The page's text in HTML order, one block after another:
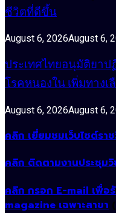
ชีวิตที่ดีขึ้น
August 6, 2026August 6,
ประเทศไทยอนุมัติยา
โรคหนองใน เพิ่มทาง
August 6, 2026August 6,
คลิก เยี่ยมชมเว็บไซต์ร
คลิก ติดตามงานประชุมวิ
คลิก กรอก E-mail เพื่อ
magazine เฉพาะสาขา